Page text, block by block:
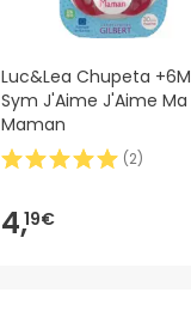
Luc&Lea Chupeta +6M
Sym J'Aime J'Aime Ma
Maman
(2)
4,19€